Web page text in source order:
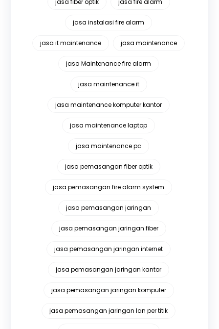
jasa fiber optik jasa fire alarm
jasa instalasi fire alarm
jasa it maintenance jasa maintenance
jasa Maintenance fire alarm
jasa maintenance it
jasa maintenance komputer kantor
jasa maintenance laptop
jasa maintenance pc
jasa pemasangan fiber optik
jasa pemasangan fire alarm system
jasa pemasangan jaringan
jasa pemasangan jaringan fiber
jasa pemasangan jaringan internet
jasa pemasangan jaringan kantor
jasa pemasangan jaringan komputer
jasa pemasangan jaringan lan per titik